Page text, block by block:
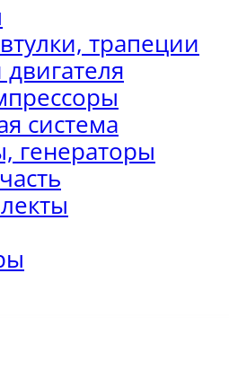
трапеции
система
генераторы